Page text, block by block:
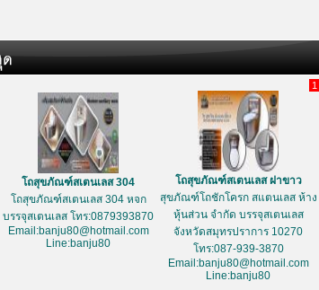
1
โถสุขภัณฑ์สเตนเลส 304
โถสุขภัณฑ์สเตนเลส 304 หจก
บรรจุสเตนเลส โทร:0879393870
Email:banju80@hotmail.com
Line:banju80
โถสุขภัณฑ์สเตนเลส ฝาขาว
สุขภัณฑ์โถชักโครก สแตนเลส ห้าง
หุ้นส่วน จำกัด บรรจุสเตนเลส
จังหวัดสมุทรปราการ 10270
โทร:087-939-3870
Email:banju80@hotmail.com
Line:banju80